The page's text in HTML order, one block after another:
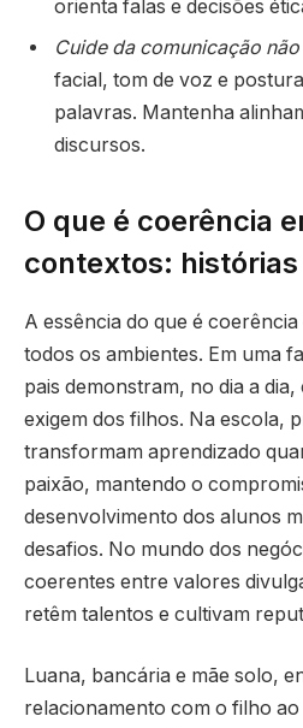
orienta falas e decisões
Cuide da comunicação
facial, tom de voz e
palavras. Mantenha
discursos.
O que é coerência
contextos:
A essência do que é
todos os ambientes. Em uma
pais demonstram, no dia a
exigem dos filhos. Na escola,
transformam aprendizado
paixão, mantendo o
desenvolvimento dos alunos
desafios. No mundo dos
coerentes entre valores
retêm talentos e cultivam
Luana, bancária e mãe solo,
relacionamento com o filho